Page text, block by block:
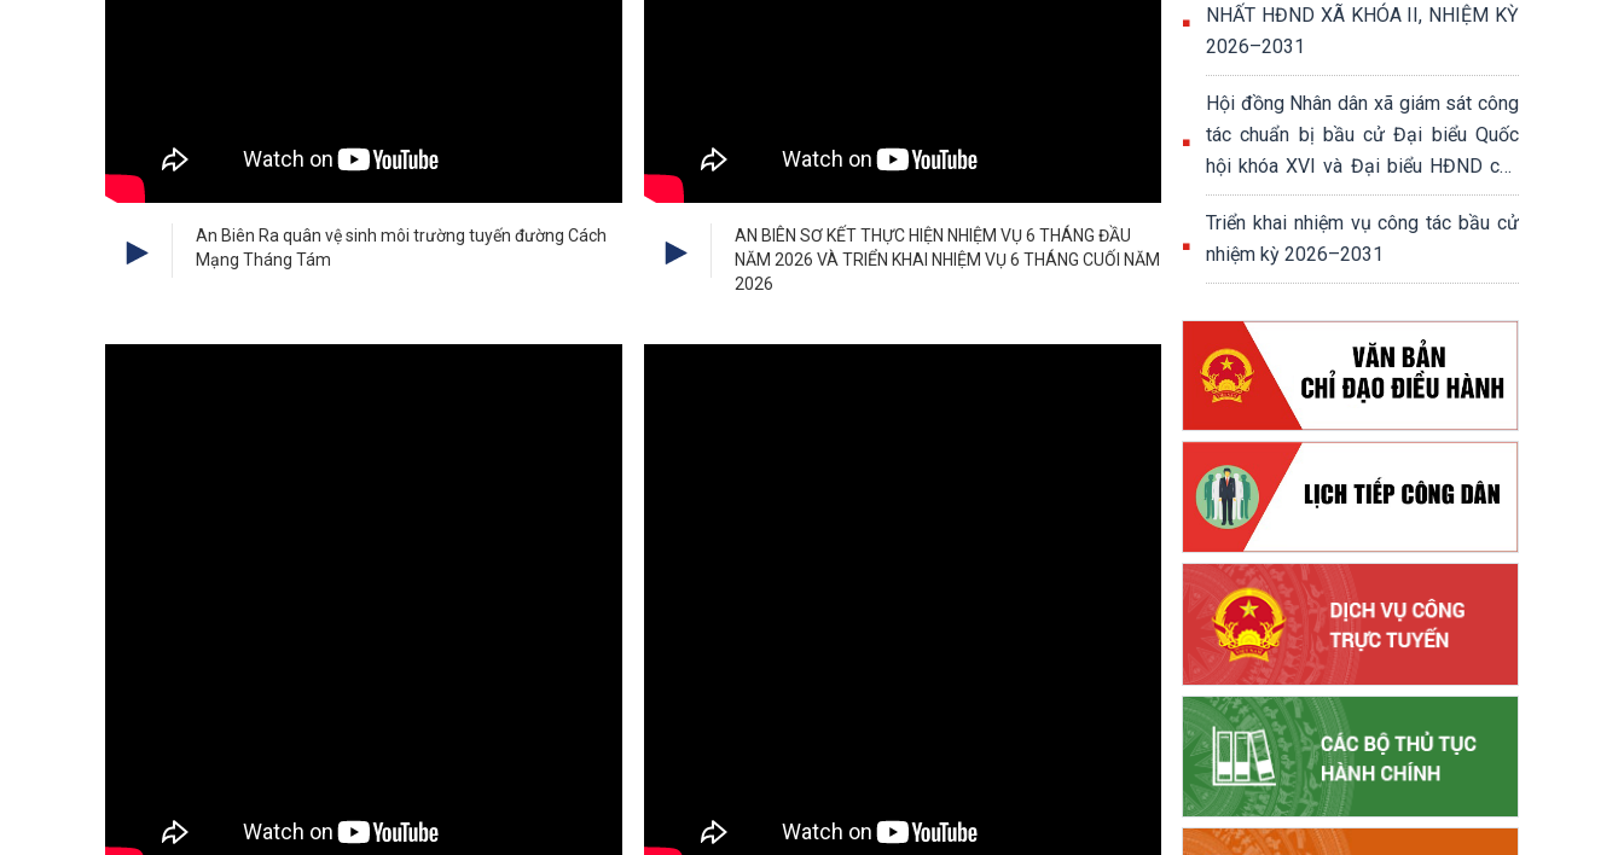
An Biên Ra quân vệ sinh môi trường tuyến đường Cách
Mạng Tháng Tám
AN BIÊN SƠ KẾT THỰC HIỆN NHIỆM VỤ 6 THÁNG ĐẦU
NĂM 2026 VÀ TRIỂN KHAI NHIỆM VỤ 6 THÁNG CUỐI NĂM
2026
NHẤT HĐND XÃ KHÓA II, NHIỆM KỲ
2026–2031
Hội đồng Nhân dân xã giám sát công
tác chuẩn bị bầu cử Đại biểu Quốc
hội khóa XVI và Đại biểu HĐND các
cấp nhiệm kỳ 2026-2031
Triển khai nhiệm vụ công tác bầu cử
nhiệm kỳ 2026–2031